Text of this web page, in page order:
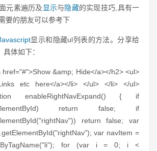
元素遍历及 显示与隐藏的实现技巧,具有一
要的朋友可以参考下
显示和隐藏ul列表的方法。分享给
体如下：
href="#">Show &amp; Hide</a></h2> <ul>
etc here</a></li> </ul> </li> </ul>
enableRightNavExpand() { if
return false; if
return false; var
var navItem =
for (var i = 0; i <